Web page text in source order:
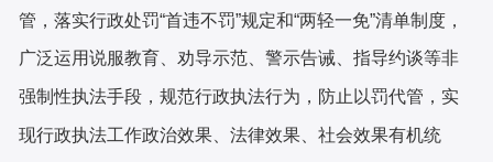
管，落实行政处罚“首违不罚”规定和“两轻一免”清单制度，
广泛运用说服教育、劝导示范、警示告诫、指导约谈等非
强制性执法手段，规范行政执法行为，防止以罚代管，实
现行政执法工作政治效果、法律效果、社会效果有机统